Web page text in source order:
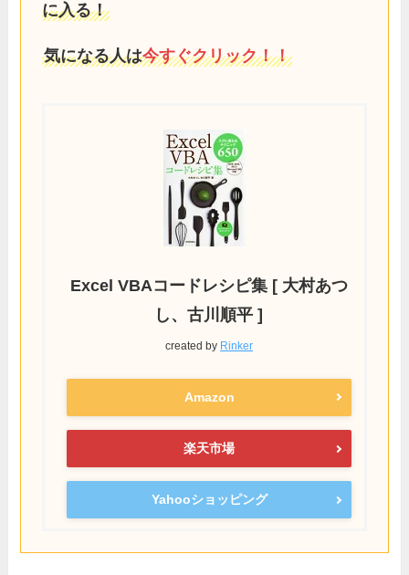
に入る！
気になる人は今すぐクリック！！
Excel VBAコードレシピ集 [ 大村あつ
し、古川順平 ]
created by Rinker
Amazon
楽天市場
Yahooショッピング